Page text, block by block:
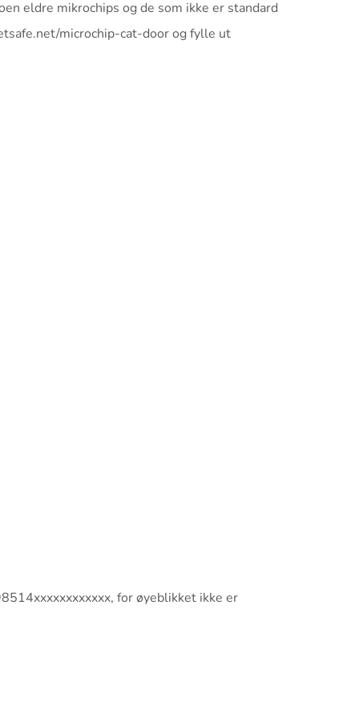
eldre mikrochips og de som ikke er standard
microchip-cat-door og fylle ut
for øyeblikket ikke er